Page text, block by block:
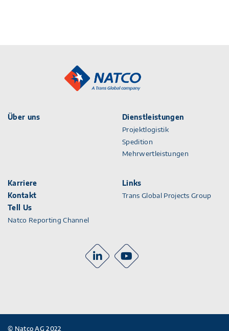
Über uns
Dienstleistungen
Projektlogistik
Spedition
Mehrwertleistungen
Karriere
Kontakt
Tell Us
Natco Reporting Channel
Links
Trans Global Projects Group
© Natco AG 2022